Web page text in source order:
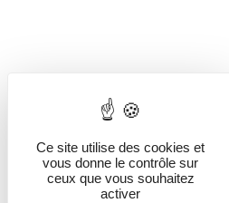
Ce site utilise des cookies et
vous donne le contrôle sur
ceux que vous souhaitez
activer